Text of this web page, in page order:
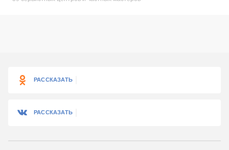
РАССКАЗАТЬ
РАССКАЗАТЬ